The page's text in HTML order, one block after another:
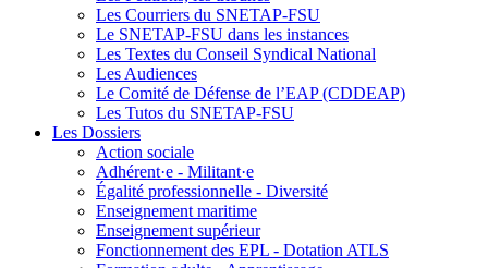
Les Courriers du SNETAP-FSU
Le SNETAP-FSU dans les instances
Les Textes du Conseil Syndical National
Les Audiences
Le Comité de Défense de l’EAP (CDDEAP)
Les Tutos du SNETAP-FSU
Les Dossiers
Action sociale
Adhérent·e - Militant·e
Égalité professionnelle - Diversité
Enseignement maritime
Enseignement supérieur
Fonctionnement des EPL - Dotation ATLS